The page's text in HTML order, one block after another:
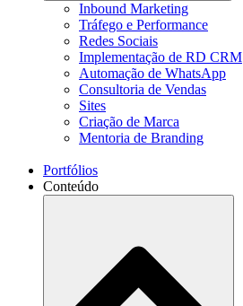
Inbound Marketing
Tráfego e Performance
Redes Sociais
Implementação de RD CRM
Automação de WhatsApp
Consultoria de Vendas
Sites
Criação de Marca
Mentoria de Branding
Portfólios
Conteúdo